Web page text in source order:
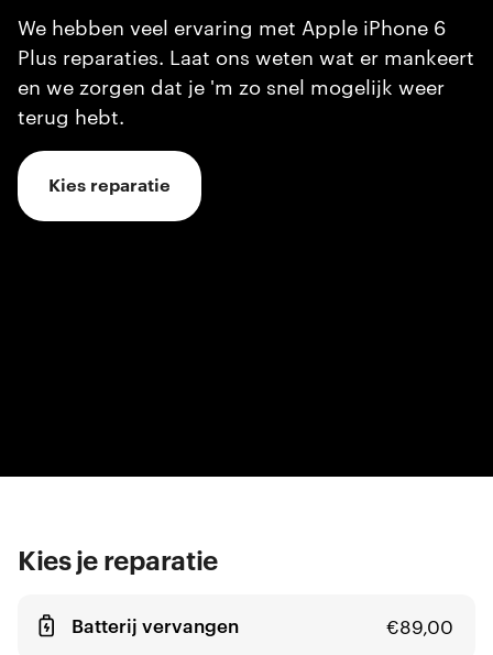
We hebben veel ervaring met Apple iPhone 6
Plus reparaties. Laat ons weten wat er mankeert
en we zorgen dat je 'm zo snel mogelijk weer
terug hebt.
Kies reparatie
Kies je reparatie
Batterij vervangen €89,00